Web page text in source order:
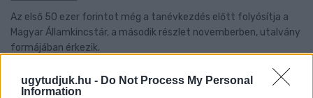
ugytudjuk.hu - Do Not Process My Personal
Information
Az első 50 ezer forintot még a tanévkezdés előtt folyósítja a
Magyar Államkincstár, a második részlet novemberben, utalvány
formájában érkezik.
1 hozzászólás